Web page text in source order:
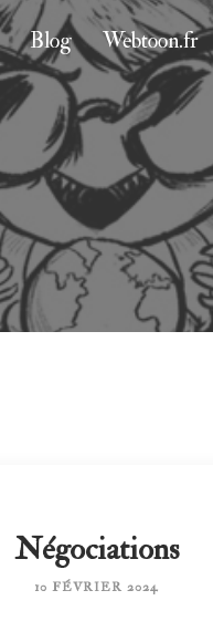
Blog Webtoon.fr
Négociations
10 FÉVRIER 2024